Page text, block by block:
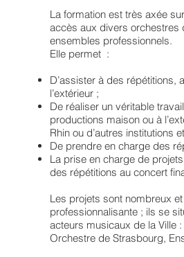
La formation est très axée
accès aux divers orchestres
ensembles professionnels.
Elle permet :
D’assister à des répétitions,
l’extérieur ;
De réaliser un véritable
productions maison ou à
Rhin ou d’autres institutions
De prendre en charge des
La prise en charge de
des répétitions au concert
Les projets sont nombreux
professionnalisante ; ils se
acteurs musicaux de la Ville
Orchestre de Strasbourg,